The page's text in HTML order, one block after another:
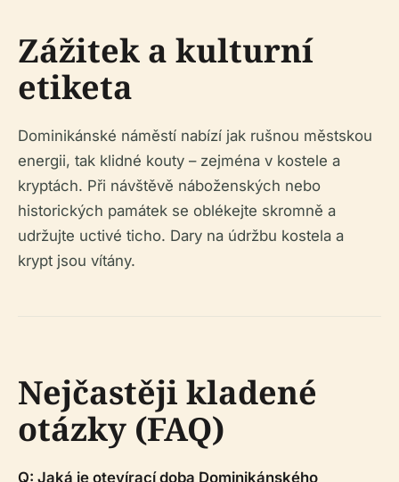
Zážitek a kulturní
etiketa
Dominikánské náměstí nabízí jak rušnou městskou
energii, tak klidné kouty – zejména v kostele a
kryptách. Při návštěvě náboženských nebo
historických památek se oblékejte skromně a
udržujte uctivé ticho. Dary na údržbu kostela a
krypt jsou vítány.
Nejčastěji kladené
otázky (FAQ)
Q: Jaká je otevírací doba Dominikánského